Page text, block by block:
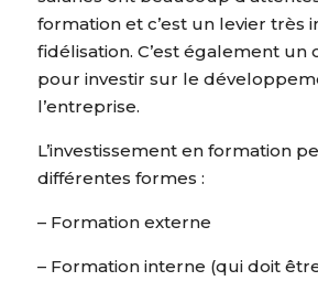
formation et c’est un levier très
fidélisation. C’est également un
pour investir sur le
l’entreprise.
L’investissement en formation
différentes formes :
– Formation externe
– Formation interne (qui doit